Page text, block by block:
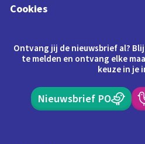
Cookies
Ontvang jij de nieuwsbrief al?
te melden en ontvang elke
keuze in je
Nieuwsbrief PO